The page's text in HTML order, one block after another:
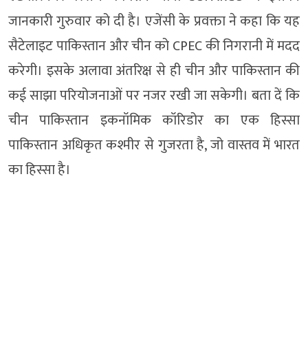
जानकारी गुरुवार को दी है। एजेंसी के प्रवक्ता ने कहा कि यह
सैटेलाइट पाकिस्तान और चीन को CPEC की निगरानी में मदद
करेगी। इसके अलावा अंतरिक्ष से ही चीन और पाकिस्तान की
कई साझा परियोजनाओं पर नजर रखी जा सकेगी। बता दें कि
चीन पाकिस्तान इकनॉमिक कॉरिडोर का एक हिस्सा
पाकिस्तान अधिकृत कश्मीर से गुजरता है, जो वास्तव में भारत
का हिस्सा है।